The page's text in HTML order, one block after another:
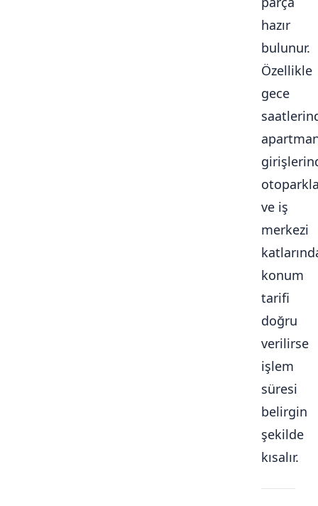
hazır
bulunur.
Özellikle
gece
ve iş
merkezi
konum
tarifi
doğru
verilirse
işlem
süresi
belirgin
şekilde
kısalır.